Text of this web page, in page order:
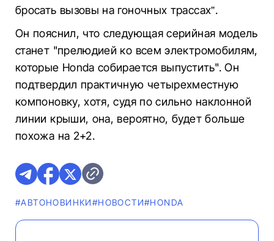
бросать вызовы на гоночных трассах”.
Он пояснил, что следующая серийная модель
станет "прелюдией ко всем электромобилям,
которые Honda собирается выпустить". Он
подтвердил практичную четырехместную
компоновку, хотя, судя по сильно наклонной
линии крыши, она, вероятно, будет больше
похожа на 2+2.
#AВТОНОВИНКИ#НОВОСТИ#HONDA